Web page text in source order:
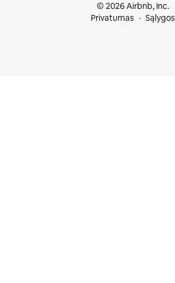
© 2026 Airbnb, Inc.
Privatumas
Sąlygos